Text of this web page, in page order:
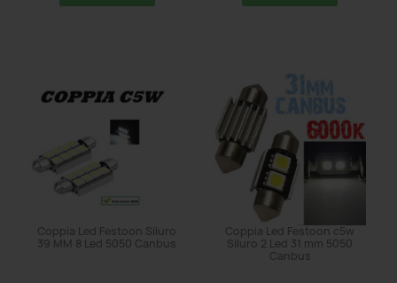
Coppia Led Festoon Siluro
39 MM 8 Led 5050 Canbus
Coppia Led Festoon c5w
Siluro 2 Led 31 mm 5050
Canbus